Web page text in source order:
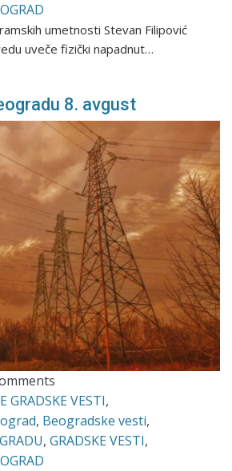
umetnosti Stevan Filipović
uveče fizički napadnut…
8. avgust
GRADSKE VESTI,
, Beogradske vesti,
,GRADSKE VESTI,